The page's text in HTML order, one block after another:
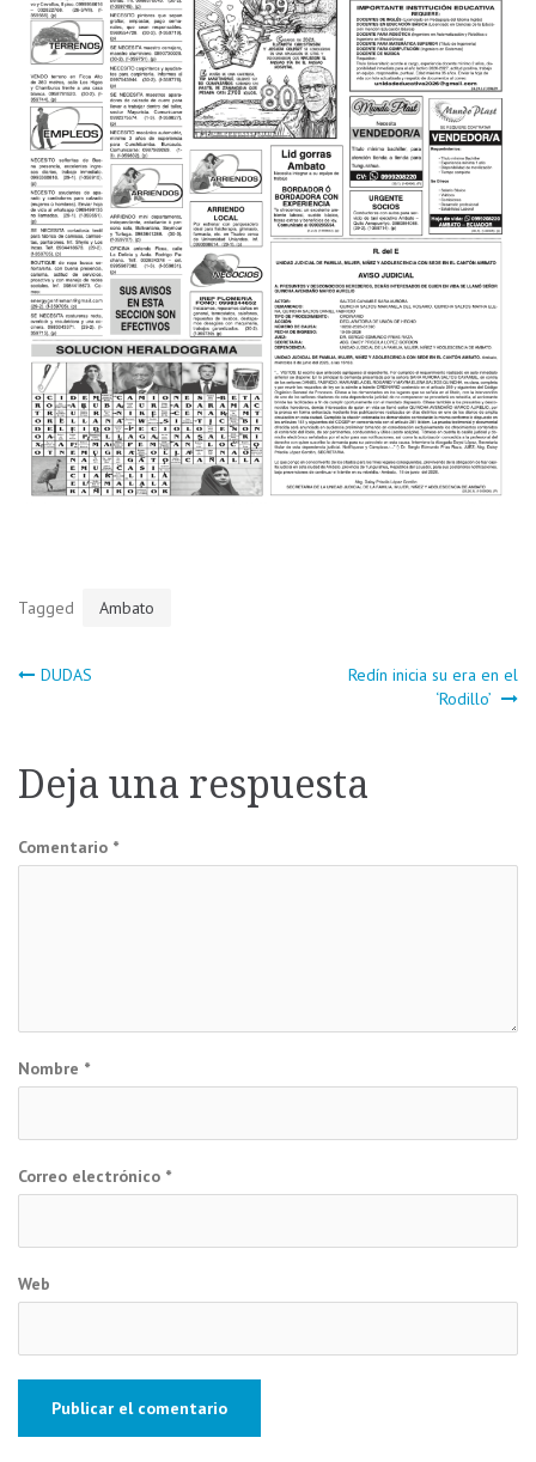
Tagged Ambato
Navegación
entradas
DUDAS
Redín inicia su era en el
‘Rodillo’
Deja una respuesta
Comentario *
Nombre *
Correo electrónico *
Web